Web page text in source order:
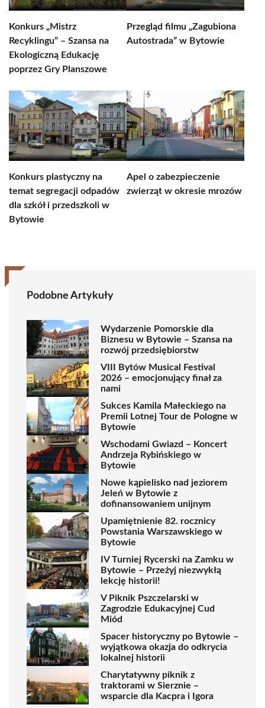
Konkurs „Mistrz
Recyklingu” – Szansa na
Ekologiczną Edukację
poprzez Gry Planszowe
Przegląd filmu „Zagubiona
Autostrada” w Bytowie
Konkurs plastyczny na
temat segregacji odpadów
dla szkół i przedszkoli w
Bytowie
Apel o zabezpieczenie
zwierząt w okresie mrozów
Podobne Artykuły
Wydarzenie Pomorskie dla
Biznesu w Bytowie – Szansa na
rozwój przedsiębiorstw
VIII Bytów Musical Festival
2026 – emocjonujący finał za
nami
Sukces Kamila Małeckiego na
Premii Lotnej Tour de Pologne w
Bytowie
Wschodami Gwiazd – Koncert
Andrzeja Rybińskiego w
Bytowie
Nowe kąpielisko nad jeziorem
Jeleń w Bytowie z
dofinansowaniem unijnym
Upamiętnienie 82. rocznicy
Powstania Warszawskiego w
Bytowie
IV Turniej Rycerski na Zamku w
Bytowie – Przeżyj niezwykłą
lekcję historii!
V Piknik Pszczelarski w
Zagrodzie Edukacyjnej Cud
Miód
Spacer historyczny po Bytowie –
wyjątkowa okazja do odkrycia
lokalnej historii
Charytatywny piknik z
traktorami w Sierznie –
wsparcie dla Kacpra i Igora